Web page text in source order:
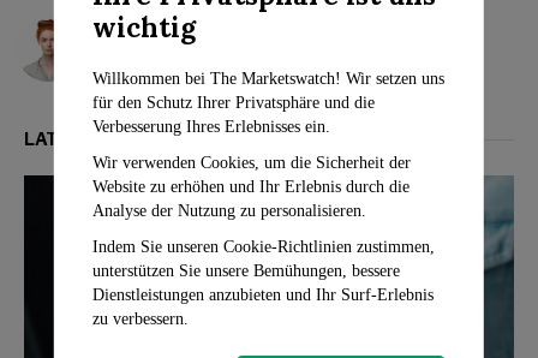
Rosalind Evans
LATEST FROM INVESTMENT
wichtig
Willkommen bei The Marketswatch! Wir setzen uns
für den Schutz Ihrer Privatsphäre und die
Verbesserung Ihres Erlebnisses ein.
Wir verwenden Cookies, um die Sicherheit der
Website zu erhöhen und Ihr Erlebnis durch die
Analyse der Nutzung zu personalisieren.
Indem Sie unseren Cookie-Richtlinien zustimmen,
unterstützen Sie unsere Bemühungen, bessere
Dienstleistungen anzubieten und Ihr Surf-Erlebnis
zu verbessern.